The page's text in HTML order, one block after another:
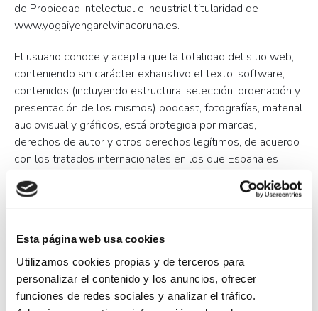
Esta página web usa cookies
Utilizamos cookies propias y de terceros para
personalizar el contenido y los anuncios, ofrecer
funciones de redes sociales y analizar el tráfico.
de Propiedad Intelectual e Industrial titularidad de
www.yogaiyengarelvinacoruna.es.
El usuario conoce y acepta que la totalidad del sitio web,
conteniendo sin carácter exhaustivo el texto, software,
contenidos (incluyendo estructura, selección, ordenación y
presentación de los mismos) podcast, fotografías, material
audiovisual y gráficos, está protegida por marcas,
derechos de autor y otros derechos legítimos, de acuerdo
con los tratados internacionales en los que España es
parte y otros derechos de propiedad y leyes de España.
En el caso de que un usuario o un tercero consideren que
de propiedad intelectual por la introducción de un
determinado contenido en la web, deberá notificar dicha
circunstancia a Víctor Manuel Peñarroya Barral indicando:
Datos personales del interesado titular de los